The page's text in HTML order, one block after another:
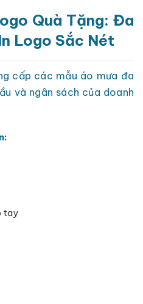
Quà Tặng: Đa
Logo Sắc Nét
cấp các mẫu áo mưa đa
và ngân sách của doanh
tay